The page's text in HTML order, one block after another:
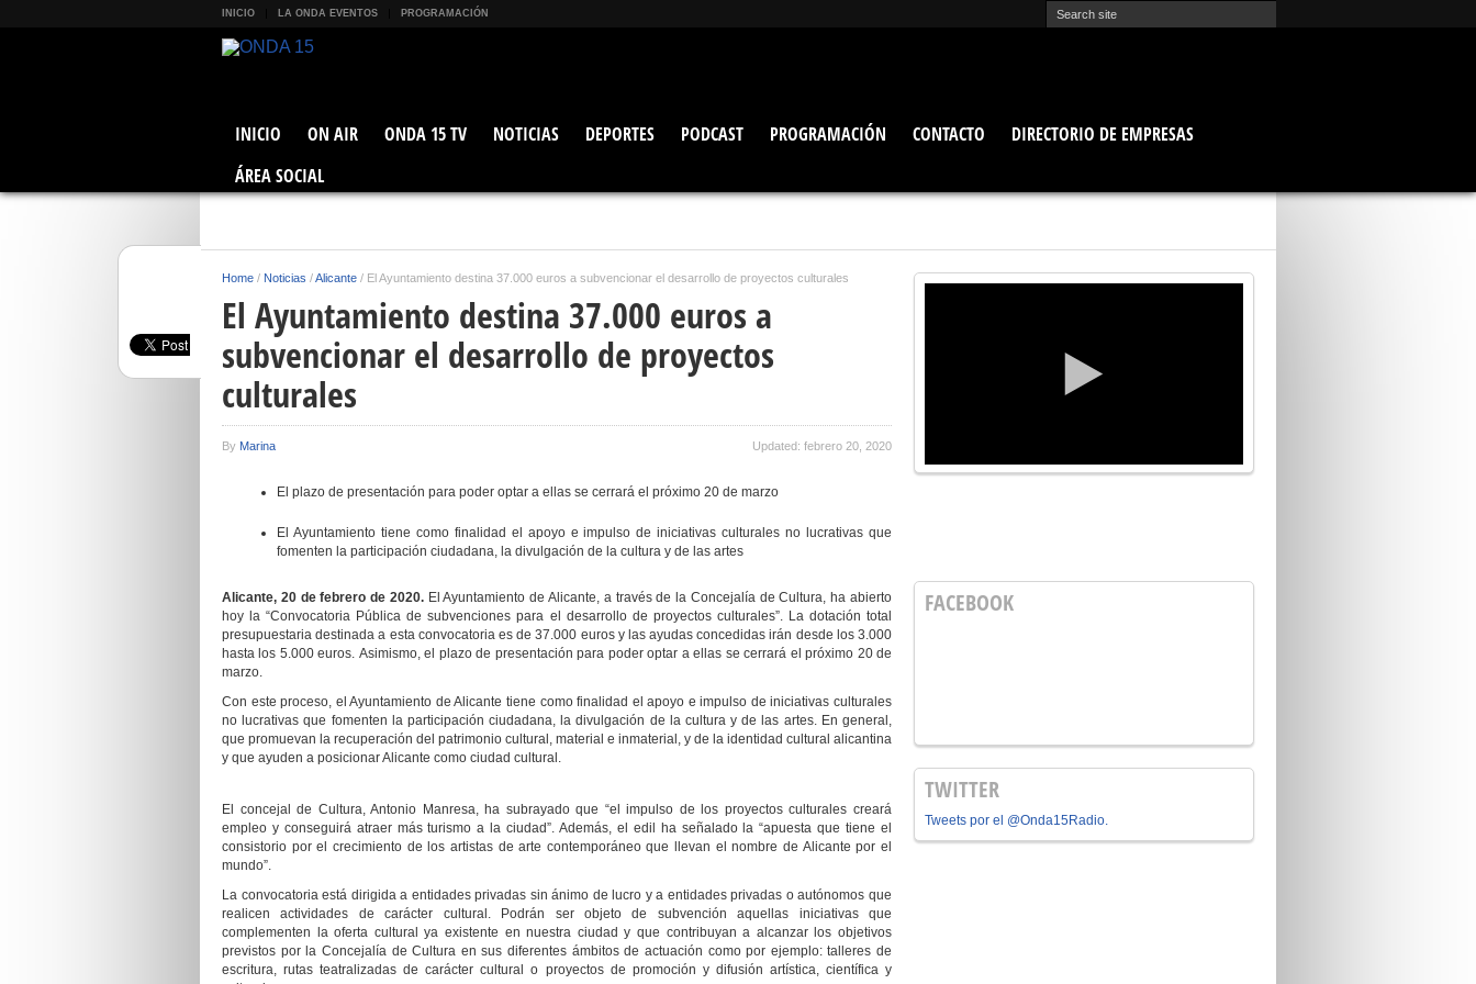
INICIO LA ONDA EVENTOS PROGRAMACIÓN
INICIO ON AIR ONDA 15 TV NOTICIAS DEPORTES PODCAST PROGRAMACIÓN CONTACTO
DIRECTORIO DE EMPRESAS
ÁREA SOCIAL
Home / Noticias /Alicante / El Ayuntamiento destina 37.000 euros a subvencionar el desarrollo de proyectos culturales
El Ayuntamiento destina 37.000 euros a
subvencionar el desarrollo de proyectos
culturales
By Marina Updated: febrero 20, 2020
El plazo de presentación para poder optar a ellas se cerrará el próximo 20 de marzo
El Ayuntamiento tiene como finalidad el apoyo e impulso de iniciativas culturales no lucrativas que
fomenten la participación ciudadana, la divulgación de la cultura y de las artes
Alicante, 20 de febrero de 2020.El Ayuntamiento de Alicante, a través de la Concejalía de Cultura, ha abierto
hoy la “Convocatoria Pública de subvenciones para el desarrollo de proyectos culturales”. La dotación total
presupuestaria destinada a esta convocatoria es de 37.000 euros y las ayudas concedidas irán desde los 3.000
hasta los 5.000 euros. Asimismo, el plazo de presentación para poder optar a ellas se cerrará el próximo 20 de
marzo.
Con este proceso, el Ayuntamiento de Alicante tiene como finalidad el apoyo e impulso de iniciativas culturales
no lucrativas que fomenten la participación ciudadana, la divulgación de la cultura y de las artes. En general,
que promuevan la recuperación del patrimonio cultural, material e inmaterial, y de la identidad cultural alicantina
y que ayuden a posicionar Alicante como ciudad cultural.
El concejal de Cultura, Antonio Manresa, ha subrayado que “el impulso de los proyectos culturales creará
empleo y conseguirá atraer más turismo a la ciudad”. Además, el edil ha señalado la “apuesta que tiene el
consistorio por el crecimiento de los artistas de arte contemporáneo que llevan el nombre de Alicante por el
mundo”.
La convocatoria está dirigida a entidades privadas sin ánimo de lucro y a entidades privadas o autónomos que
realicen actividades de carácter cultural. Podrán ser objeto de subvención aquellas iniciativas que
complementen la oferta cultural ya existente en nuestra ciudad y que contribuyan a alcanzar los objetivos
previstos por la Concejalía de Cultura en sus diferentes ámbitos de actuación como por ejemplo: talleres de
escritura, rutas teatralizadas de carácter cultural o proyectos de promoción y difusión artística, científica y
FACEBOOK
TWITTER
Tweets por el @Onda15Radio.